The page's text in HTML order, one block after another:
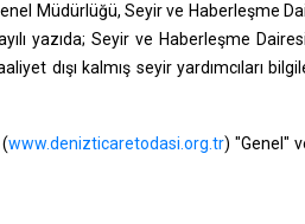
Müdürlüğü, Seyir ve Haberleşme
yazıda; Seyir ve Haberleşme
dışı kalmış seyir yardımcıları
www.denizticaretodasi.org.tr) "Genel"